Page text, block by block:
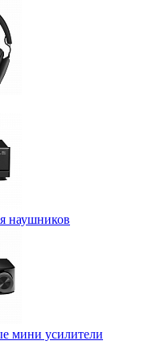
наушников
мини усилители